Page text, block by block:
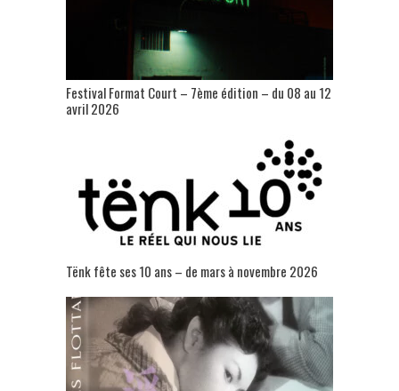
Festival Format Court – 7ème édition – du 08 au 12
avril 2026
Tënk fête ses 10 ans – de mars à novembre 2026